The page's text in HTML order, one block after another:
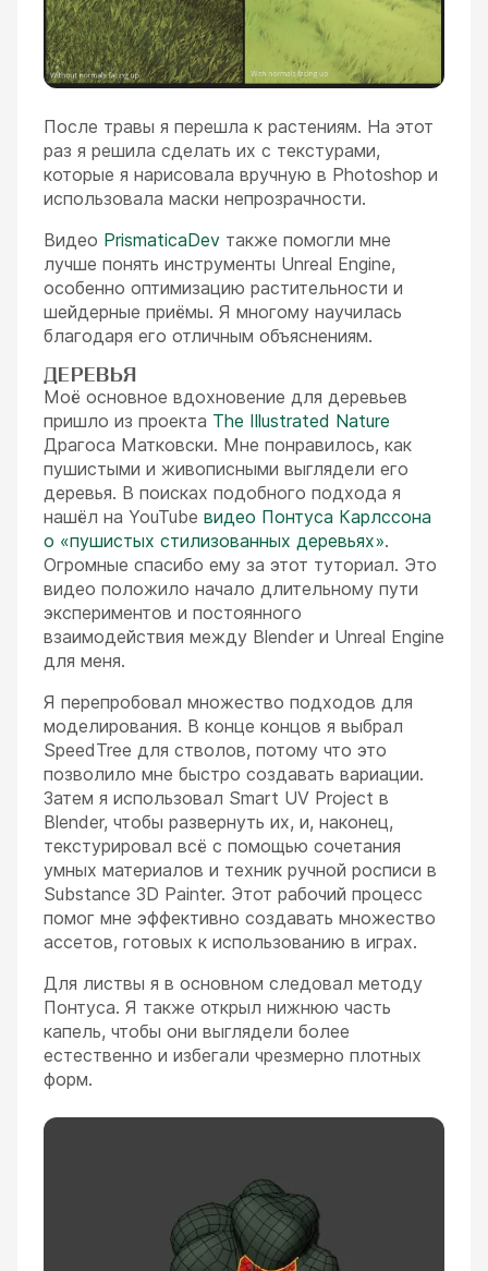
После травы я перешла к растениям. На этот
раз я решила сделать их с текстурами,
которые я нарисовала вручную в Photoshop и
использовала маски непрозрачности.
Видео PrismaticaDev также помогли мне
лучше понять инструменты Unreal Engine,
особенно оптимизацию растительности и
шейдерные приёмы. Я многому научилась
благодаря его отличным объяснениям.
ДЕРЕВЬЯ
Моё основное вдохновение для деревьев
пришло из проекта The Illustrated Nature
Драгоса Матковски. Мне понравилось, как
пушистыми и живописными выглядели его
деревья. В поисках подобного подхода я
нашёл на YouTube видео Понтуса Карлссона
о «пушистых стилизованных деревьях».
Огромные спасибо ему за этот туториал. Это
видео положило начало длительному пути
экспериментов и постоянного
взаимодействия между Blender и Unreal Engine
для меня.
Я перепробовал множество подходов для
моделирования. В конце концов я выбрал
SpeedTree для стволов, потому что это
позволило мне быстро создавать вариации.
Затем я использовал Smart UV Project в
Blender, чтобы развернуть их, и, наконец,
текстурировал всё с помощью сочетания
умных материалов и техник ручной росписи в
Substance 3D Painter. Этот рабочий процесс
помог мне эффективно создавать множество
ассетов, готовых к использованию в играх.
Для листвы я в основном следовал методу
Понтуса. Я также открыл нижнюю часть
капель, чтобы они выглядели более
естественно и избегали чрезмерно плотных
форм.